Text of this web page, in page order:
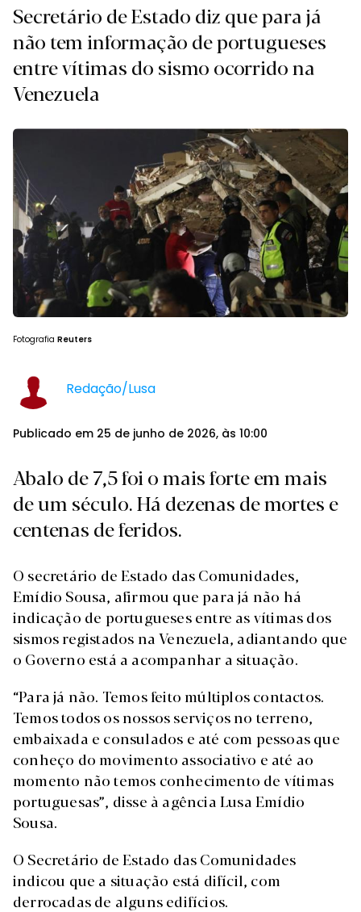
Secretário de Estado diz que para já
não tem informação de portugueses
entre vítimas do sismo ocorrido na
Venezuela
Fotografia Reuters
Redação/Lusa
Publicado em 25 de junho de 2026, às 10:00
Abalo de 7,5 foi o mais forte em mais
de um século. Há dezenas de mortes e
centenas de feridos.
O secretário de Estado das Comunidades,
Emídio Sousa, afirmou que para já não há
indicação de portugueses entre as vítimas dos
sismos registados na Venezuela, adiantando que
o Governo está a acompanhar a situação.
“Para já não. Temos feito múltiplos contactos.
Temos todos os nossos serviços no terreno,
embaixada e consulados e até com pessoas que
conheço do movimento associativo e até ao
momento não temos conhecimento de vítimas
portuguesas”, disse à agência Lusa Emídio
Sousa.
O Secretário de Estado das Comunidades
indicou que a situação está difícil, com
derrocadas de alguns edifícios.